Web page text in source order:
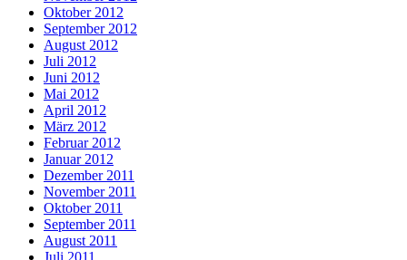
Oktober 2012
September 2012
August 2012
Juli 2012
Juni 2012
Mai 2012
April 2012
März 2012
Februar 2012
Januar 2012
Dezember 2011
November 2011
Oktober 2011
September 2011
August 2011